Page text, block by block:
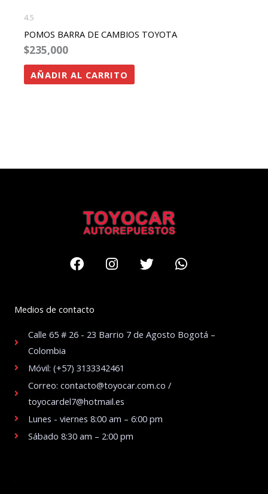
4.5
POMOS BARRA DE CAMBIOS TOYOTA
$235,000
AÑADIR AL CARRITO
FacebookInstagram
TwitterWhatsapp
Medios de contacto
Calle 65 # 26 - 23 Barrio 7 de Agosto Bogotá –
Colombia
Móvil: (+57) 3133342461
Correo: contacto@toyocar.com.co /
toyocardel7@hotmail.es
Lunes - viernes 8:00 am – 6:00 pm
Sábado 8:30 am – 2:00 pm